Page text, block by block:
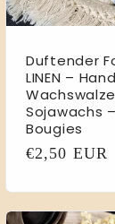
Duftender
LINEN –
Wachswalze
Sojawachs
Bougies
Normaler
€2,50 EUR